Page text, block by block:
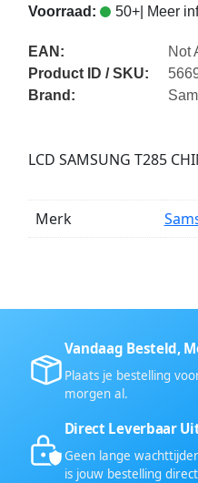
Voorraad: 50+| Meer
EAN:
Not
Product ID / SKU:
Brand:
LCD SAMSUNG T285
Merk
Vandaag Besteld,
Plaats je bestelling
morgen al.
Direct Leverbaar
Geen lange
is jouw bestelling